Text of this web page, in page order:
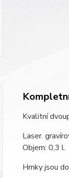
Kvalitní
Laser.
Objem: 0,3 l.
Hrnky jsou